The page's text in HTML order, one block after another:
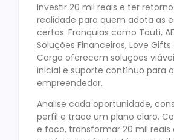
Investir 20 mil reais e ter
realidade para quem adota as
certas. Franquias como Touti,
Soluções Financeiras, Love Gifts
Carga oferecem soluções
inicial e suporte contínuo para o
empreendedor.
Analise cada oportunidade,
perfil e trace um plano claro.
e foco, transformar 20 mil reais